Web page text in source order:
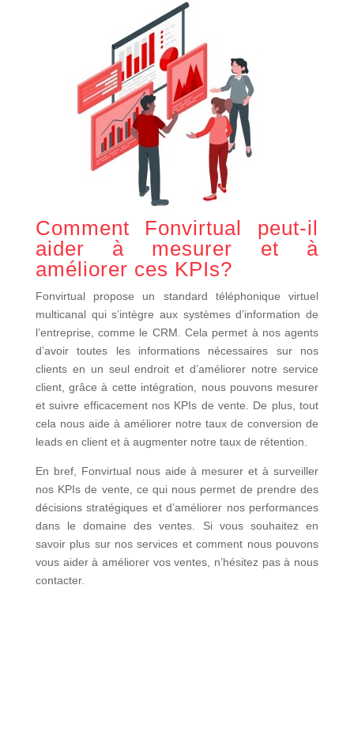
Comment Fonvirtual peut-il
aider à mesurer et à
améliorer ces KPIs?
Fonvirtual propose un standard téléphonique virtuel
multicanal qui s’intègre aux systèmes d’information de
l’entreprise, comme le CRM. Cela permet à nos agents
d’avoir toutes les informations nécessaires sur nos
clients en un seul endroit et d’améliorer notre service
client, grâce à cette intégration, nous pouvons mesurer
et suivre efficacement nos KPIs de vente. De plus, tout
cela nous aide à améliorer notre taux de conversion de
leads en client et à augmenter notre taux de rétention.
En bref, Fonvirtual nous aide à mesurer et à surveiller
nos KPIs de vente, ce qui nous permet de prendre des
décisions stratégiques et d’améliorer nos performances
dans le domaine des ventes. Si vous souhaitez en
savoir plus sur nos services et comment nous pouvons
vous aider à améliorer vos ventes, n’hésitez pas à nous
contacter.